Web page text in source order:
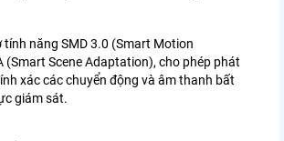
năng SMD 3.0 (Smart Motion
(Smart Scene Adaptation), cho phép phát
xác các chuyển động và âm thanh bất
giám sát.